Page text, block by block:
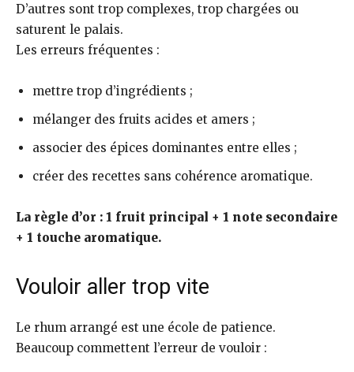
D’autres sont trop complexes, trop chargées ou
saturent le palais.
Les erreurs fréquentes :
mettre trop d’ingrédients ;
mélanger des fruits acides et amers ;
associer des épices dominantes entre elles ;
créer des recettes sans cohérence aromatique.
La règle d’or : 1 fruit principal + 1 note secondaire
+ 1 touche aromatique.
Vouloir aller trop vite
Le rhum arrangé est une école de patience.
Beaucoup commettent l’erreur de vouloir :